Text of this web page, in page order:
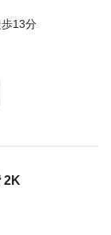
13分
2K